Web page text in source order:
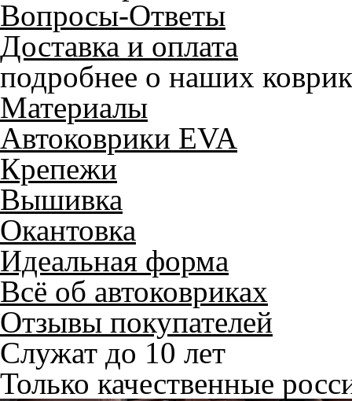
Вопросы-Ответы
Доставка и оплата
подробнее о наших
Материалы
Автоковрики EVA
Крепежи
Вышивка
Окантовка
Идеальная форма
Всё об автоковриках
Отзывы покупателей
Служат до 10 лет
Только качественные